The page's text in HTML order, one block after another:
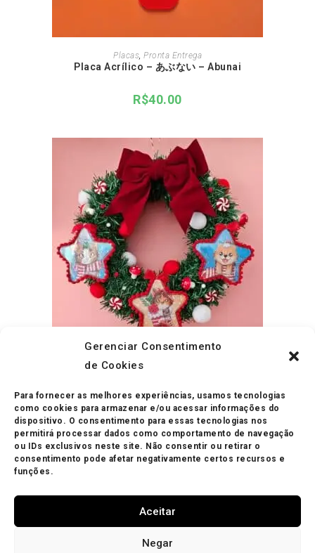
Gerenciar Consentimento
de Cookies
Para fornecer as melhores experiências, usamos tecnologias
como cookies para armazenar e/ou acessar informações do
dispositivo. O consentimento para essas tecnologias nos
permitirá processar dados como comportamento de navegação
ou IDs exclusivos neste site. Não consentir ou retirar o
consentimento pode afetar negativamente certos recursos e
funções.
Aceitar
Negar
ADICIONAR AO CARRINHO
Placas, Pronta Entrega
Placa Acrílico – あぶない – Abunai
R$40.00
ADICIONAR AO CARRINHO
R$395.00
Política de Privacidade